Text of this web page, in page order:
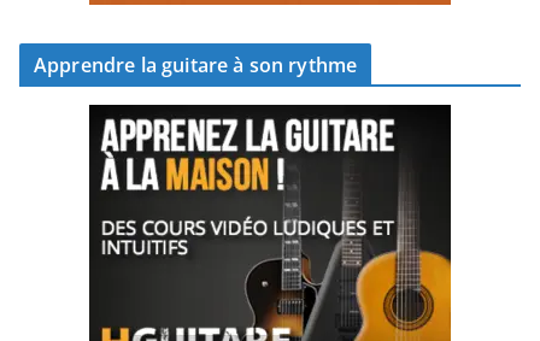
Apprendre la guitare à son rythme